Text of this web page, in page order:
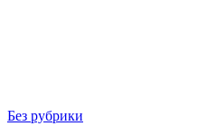
Без рубрики